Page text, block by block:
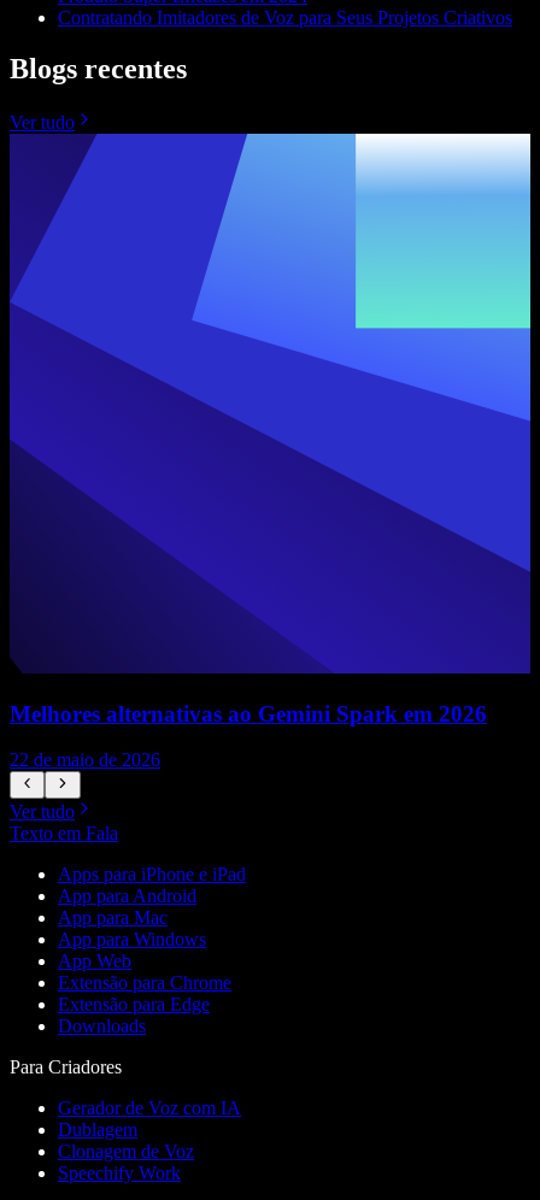
Contratando Imitadores de Voz para Seus Projetos Criativos
Blogs recentes
Ver tudo
Melhores alternativas ao Gemini Spark em 2026
22 de maio de 2026
Ver tudo
Texto em Fala
Apps para iPhone e iPad
App para Android
App para Mac
App para Windows
App Web
Extensão para Chrome
Extensão para Edge
Downloads
Para Criadores
Gerador de Voz com IA
Dublagem
Clonagem de Voz
Speechify Work